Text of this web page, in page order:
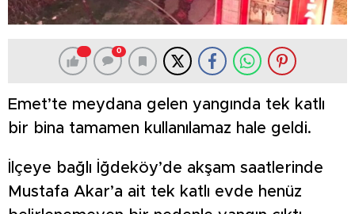
0
Emet’te meydana gelen yangında tek katlı
bir bina tamamen kullanılamaz hale geldi.
İlçeye bağlı İğdeköy’de akşam saatlerinde
Mustafa Akar’a ait tek katlı evde henüz